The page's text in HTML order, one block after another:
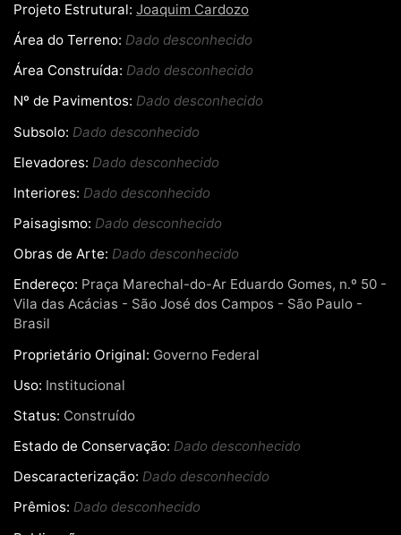
Projeto Estrutural: Joaquim Cardozo
Área do Terreno: Dado desconhecido
Área Construída: Dado desconhecido
Nº de Pavimentos: Dado desconhecido
Subsolo: Dado desconhecido
Elevadores: Dado desconhecido
Interiores: Dado desconhecido
Paisagismo: Dado desconhecido
Obras de Arte: Dado desconhecido
Endereço: Praça Marechal-do-Ar Eduardo Gomes, n.º 50 -
Vila das Acácias - São José dos Campos - São Paulo -
Brasil
Proprietário Original: Governo Federal
Uso: Institucional
Status: Construído
Estado de Conservação: Dado desconhecido
Descaracterização: Dado desconhecido
Prêmios: Dado desconhecido